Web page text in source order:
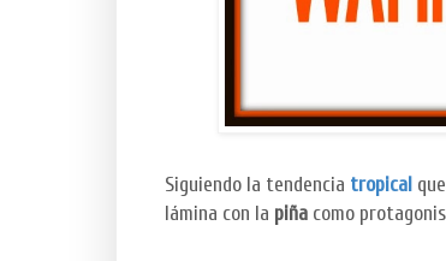
Siguiendo la tendencia tropical
lámina con la piña como